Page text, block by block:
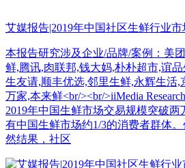
艾媒报告|2019年中国社区生鲜行业
本报告研究涉及企业/品牌/案例：美
鲜,腾讯,肉联邦,钱大妈,朴朴超市,谊
生友请,顺丰优选,邻里生鲜,永辉生活,
万家,本来鲜<br/><br/>iiMedia
2019年中国生鲜市场交易规模突破
有中国生鲜市场约1/3的消费者群体
然结果，社区